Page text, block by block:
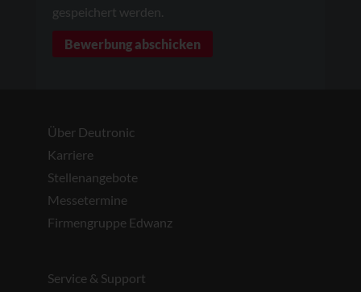
gespeichert werden.
Über Deutronic
Karriere
Stellenangebote
Messetermine
Firmengruppe Edwanz
Service & Support